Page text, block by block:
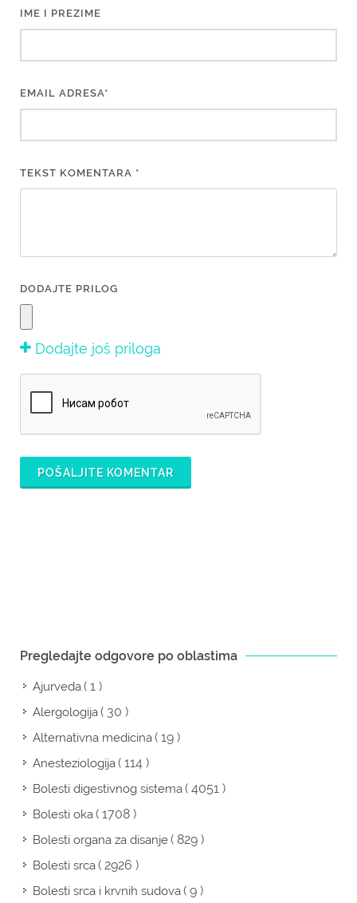
IME I PREZIME
EMAIL ADRESA*
TEKST KOMENTARA *
DODAJTE PRILOG
Dodajte još priloga
POŠALJITE KOMENTAR
Pregledajte odgovore po oblastima
Ajurveda( 1 )
Alergologija( 30 )
Alternativna medicina( 19 )
Anesteziologija( 114 )
Bolesti digestivnog sistema( 4051 )
Bolesti oka( 1708 )
Bolesti organa za disanje( 829 )
Bolesti srca( 2926 )
Bolesti srca i krvnih sudova( 9 )